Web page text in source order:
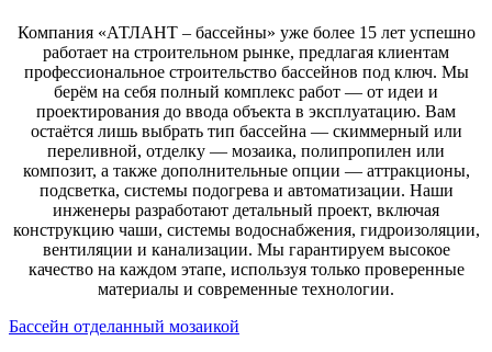
Компания «АТЛАНТ – бассейны» уже более 15 лет успешно
работает на строительном рынке, предлагая клиентам
профессиональное строительство бассейнов под ключ. Мы
берём на себя полный комплекс работ — от идеи и
проектирования до ввода объекта в эксплуатацию. Вам
остаётся лишь выбрать тип бассейна — скиммерный или
переливной, отделку — мозаика, полипропилен или
композит, а также дополнительные опции — аттракционы,
подсветка, системы подогрева и автоматизации. Наши
инженеры разработают детальный проект, включая
конструкцию чаши, системы водоснабжения, гидроизоляции,
вентиляции и канализации. Мы гарантируем высокое
качество на каждом этапе, используя только проверенные
материалы и современные технологии.
Бассейн отделанный мозаикой